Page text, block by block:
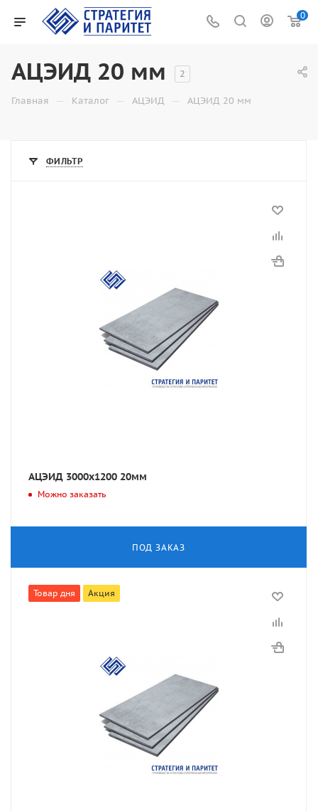
0
АЦЭИД 20 мм 2
Главная — Каталог — АЦЭИД — АЦЭИД 20 мм
ФИЛЬТР
АЦЭИД 3000х1200 20мм
Можно заказать
ПОД ЗАКАЗ
Товар дня Акция